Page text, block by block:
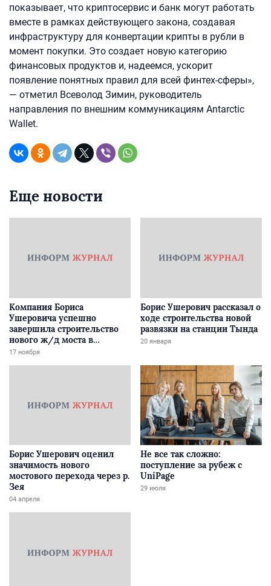
показывает, что криптосервис и банк могут работать
вместе в рамках действующего закона, создавая
инфраструктуру для конвертации крипты в рубли в
момент покупки. Это создает новую категорию
финансовых продуктов и, надеемся, ускорит
появление понятных правил для всей финтех-сферы»,
— отметил Всеволод Зимин, руководитель
направления по внешним коммуникациям Antarctic
Wallet.
Еще новости
Компания Бориса
Ушеровича успешно
завершила строительство
нового ж/д моста в
Забайкалье
17 ноября
Борис Ушерович рассказал о
ходе строительства новой
развязки на станции Тында
20 января
Борис Ушерович оценил
значимость нового
мостового перехода через р.
Зея
04 апреля
Не все так сложно:
поступление за рубеж с
UniPage
29 июля